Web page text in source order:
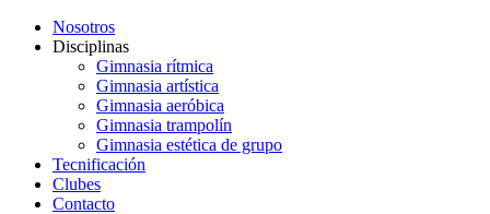
Nosotros
Disciplinas
Gimnasia rítmica
Gimnasia artística
Gimnasia aeróbica
Gimnasia trampolín
Gimnasia estética de grupo
Tecnificación
Clubes
Contacto